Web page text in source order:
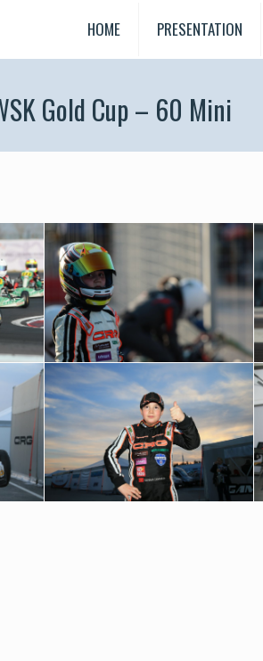
HOME PRESENTATION
Gold Cup – 60 Mini